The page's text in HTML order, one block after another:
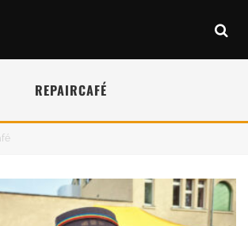
REPAIRCAFÉ